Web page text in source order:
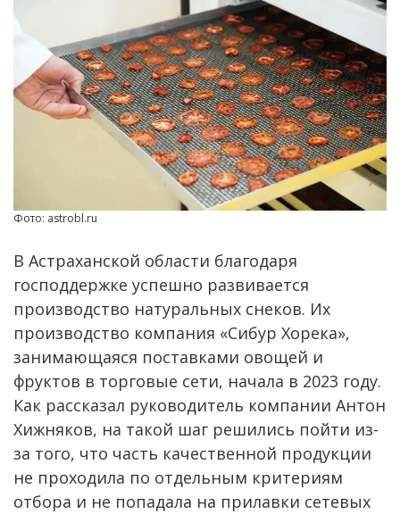
Фото: astrobl.ru
В Астраханской области благодаря
господдержке успешно развивается
производство натуральных снеков. Их
производство компания «Сибур Хорека»,
занимающаяся поставками овощей и
фруктов в торговые сети, начала в 2023 году.
Как рассказал руководитель компании Антон
Хижняков, на такой шаг решились пойти из-
за того, что часть качественной продукции
не проходила по отдельным критериям
отбора и не попадала на прилавки сетевых